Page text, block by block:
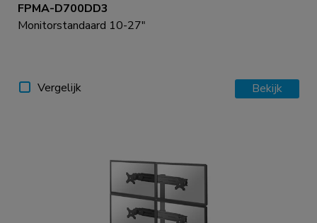
FPMA-D700DD3
Monitorstandaard 10-27"
Vergelijk Bekijk